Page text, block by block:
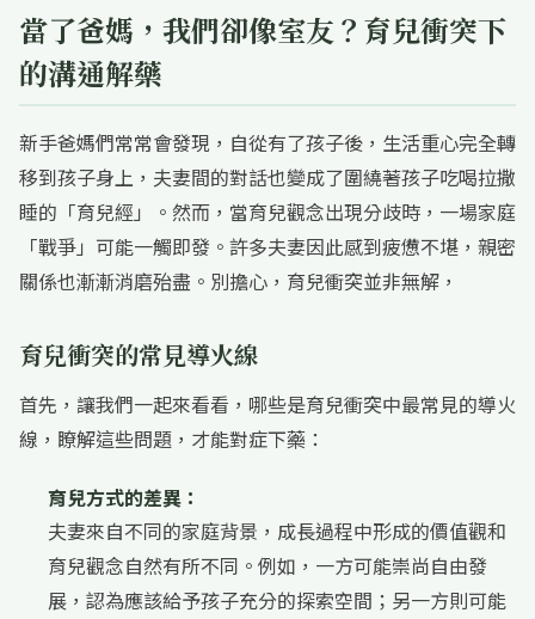
當了爸媽，我們卻像室友？育兒衝突下
的溝通解藥
新手爸媽們常常會發現，自從有了孩子後，生活重心完全轉
移到孩子身上，夫妻間的對話也變成了圍繞著孩子吃喝拉撒
睡的「育兒經」。然而，當育兒觀念出現分歧時，一場家庭
「戰爭」可能一觸即發。許多夫妻因此感到疲憊不堪，親密
關係也漸漸消磨殆盡。別擔心，育兒衝突並非無解，
育兒衝突的常見導火線
首先，讓我們一起來看看，哪些是育兒衝突中最常見的導火
線，瞭解這些問題，才能對症下藥：
育兒方式的差異：
夫妻來自不同的家庭背景，成長過程中形成的價值觀和
育兒觀念自然有所不同。例如，一方可能崇尚自由發
展，認為應該給予孩子充分的探索空間；另一方則可能